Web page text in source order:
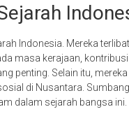
Indonesia. Mereka
masa kerajaan, kontribusi
penting. Selain itu,
di Nusantara.
dalam sejarah bangsa ini.